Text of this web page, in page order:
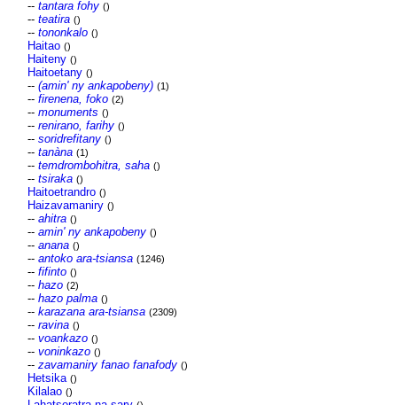
-- tantara fohy ()
-- teatira ()
-- tononkalo ()
Haitao ()
Haiteny ()
Haitoetany ()
-- (amin' ny ankapobeny) (1)
-- firenena, foko (2)
-- monuments ()
-- renirano, farihy ()
-- soridrefitany ()
-- tanàna (1)
-- temdrombohitra, saha ()
-- tsiraka ()
Haitoetrandro ()
Haizavamaniry ()
-- ahitra ()
-- amin' ny ankapobeny ()
-- anana ()
-- antoko ara-tsiansa (1246)
-- fifinto ()
-- hazo (2)
-- hazo palma ()
-- karazana ara-tsiansa (2309)
-- ravina ()
-- voankazo ()
-- voninkazo ()
-- zavamaniry fanao fanafody ()
Hetsika ()
Kilalao ()